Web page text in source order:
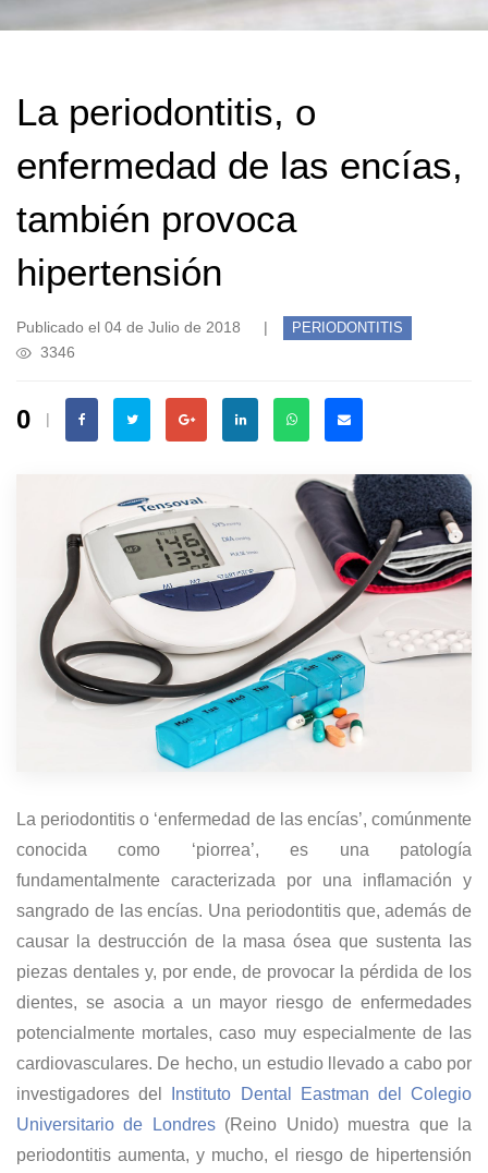
La periodontitis, o
enfermedad de las encías,
también provoca
hipertensión
Publicado el 04 de Julio de 2018 | PERIODONTITIS
3346
0 |
La periodontitis o ‘enfermedad de las encías’, comúnmente
conocida como ‘piorrea’, es una patología
fundamentalmente caracterizada por una inflamación y
sangrado de las encías. Una periodontitis que, además de
causar la destrucción de la masa ósea que sustenta las
piezas dentales y, por ende, de provocar la pérdida de los
dientes, se asocia a un mayor riesgo de enfermedades
potencialmente mortales, caso muy especialmente de las
cardiovasculares. De hecho, un estudio llevado a cabo por
investigadores del
Instituto Dental Eastman del Colegio
Universitario de Londres(Reino Unido) muestra que la
periodontitis aumenta, y mucho, el riesgo de hipertensión